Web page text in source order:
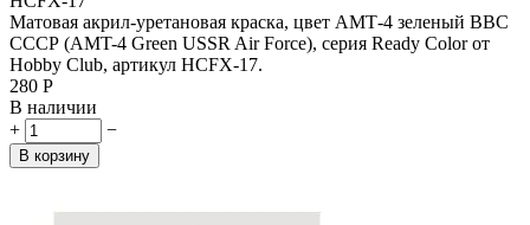
Матовая акрил-уретановая краска, цвет АМТ-4 зеленый ВВС
СССР (AMT-4 Green USSR Air Force), серия Ready Color от
Hobby Club, артикул HCFX-17.
‍280‍ Р
В наличии
+
−
В корзину